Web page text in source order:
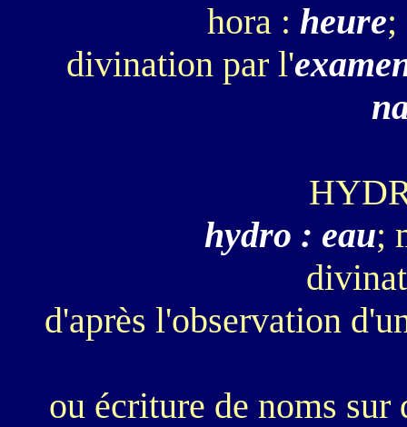
hora : heure;
divination par l'
hydro : eau;
d'après l'observation
ou écriture de noms sur